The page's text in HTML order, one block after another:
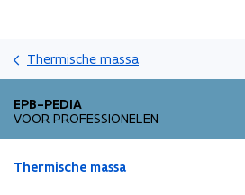
Thermische massa
EPB-PEDIA
VOOR PROFESSIONELEN
Gedaan
Thermische massa